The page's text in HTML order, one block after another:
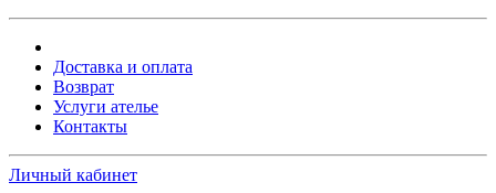
Доставка и оплата
Возврат
Услуги ателье
Контакты
Личный кабинет